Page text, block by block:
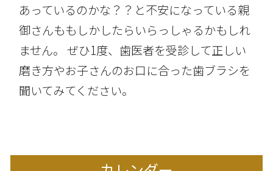
あっているのかな？？と不安になっている親
御さんももしかしたらいらっしゃるかもしれ
ません。 ぜひ1度、歯医者を受診して正しい
磨き方やお子さんのお口に合った歯ブラシを
聞いてみてください。